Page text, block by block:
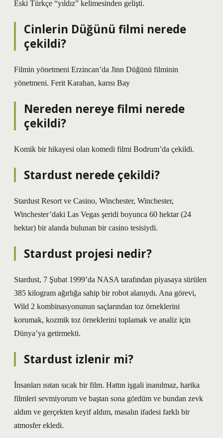
Eski Türkçe “yıldız” kelimesinden gelişti.
Cinlerin Düğünü filmi nerede
çekildi?
Filmin yönetmeni Erzincan’da Jinn Düğünü filminin
yönetmeni. Ferit Karahan, karısı Bay
Nereden nereye filmi nerede
çekildi?
Komik bir hikayesi olan komedi filmi Bodrum’da çekildi.
Stardust nerede çekildi?
Stardust Resort ve Casino, Winchester, Winchester,
Winchester’daki Las Vegas şeridi boyunca 60 hektar (24
hektar) bir alanda bulunan bir casino tesisiydi.
Stardust projesi nedir?
Stardust, 7 Şubat 1999’da NASA tarafından piyasaya sürülen
385 kilogram ağırlığa sahip bir robot alanıydı. Ana görevi,
Wild 2 kombinasyonunun saçlarından toz örneklerini
korumak, kozmik toz örneklerini toplamak ve analiz için
Dünya’ya getirmekti.
Stardust izlenir mi?
İnsanları ısıtan sıcak bir film. Hattın işgali inanılmaz, harika
filmleri sevmiyorum ve baştan sona gördüm ve bundan zevk
aldım ve gerçekten keyif aldım, masalın ifadesi farklı bir
atmosfer ekledi.